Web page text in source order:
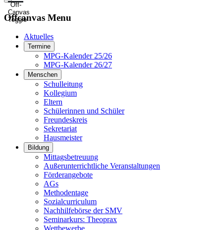
Off-
Canvas
Toggle
Offcanvas Menu
Aktuelles
Termine
MPG-Kalender 25/26
MPG-Kalender 26/27
Menschen
Schulleitung
Kollegium
Eltern
Schülerinnen und Schüler
Freundeskreis
Sekretariat
Hausmeister
Bildung
Mittagsbetreuung
Außerunterrichtliche Veranstaltungen
Förderangebote
AGs
Methodentage
Sozialcurriculum
Nachhilfebörse der SMV
Seminarkurs: Theoprax